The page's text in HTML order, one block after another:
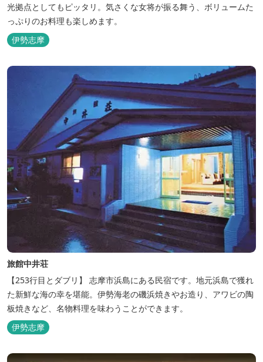
光拠点としてもピッタリ。気さくな女将が振る舞う、ボリュームた
っぷりのお料理も楽しめます。
伊勢志摩
旅館中井荘
【253行目とダブリ】 志摩市浜島にある民宿です。地元浜島で獲れ
た新鮮な海の幸を堪能。伊勢海老の磯浜焼きやお造り、アワビの陶
板焼きなど、名物料理を味わうことができます。
伊勢志摩